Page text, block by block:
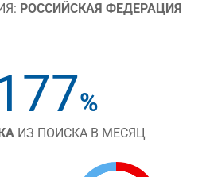
РОССИЙСКАЯ ФЕДЕРАЦИЯ
%
ИЗ ПОИСКА В МЕСЯЦ